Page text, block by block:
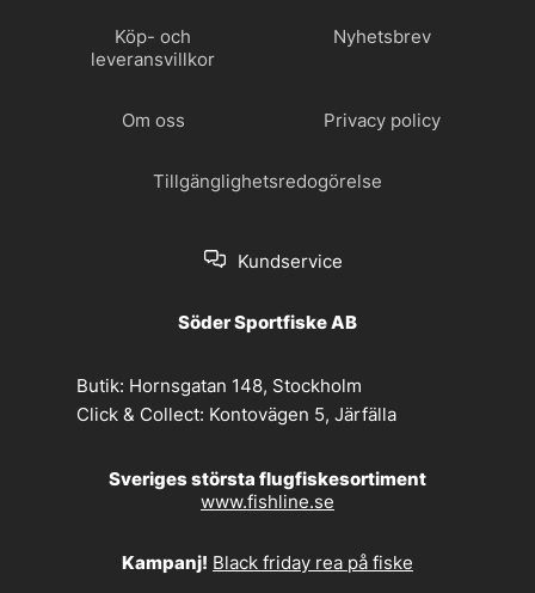
Köp- och
leveransvillkor
Nyhetsbrev
Om oss Privacy policy
Tillgänglighetsredogörelse
Kundservice
Söder Sportfiske AB
Butik: Hornsgatan 148, Stockholm
Click & Collect: Kontovägen 5, Järfälla
Sveriges största flugfiskesortiment
www.fishline.se
Kampanj! Black friday rea på fiske